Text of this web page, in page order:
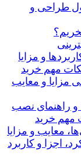
طراحی و
و مزایا
مهم خرید
مزایا و معایب
و راهنمای نصب
مهم خرید
معایب و مزایا
اجزا و کاربرد